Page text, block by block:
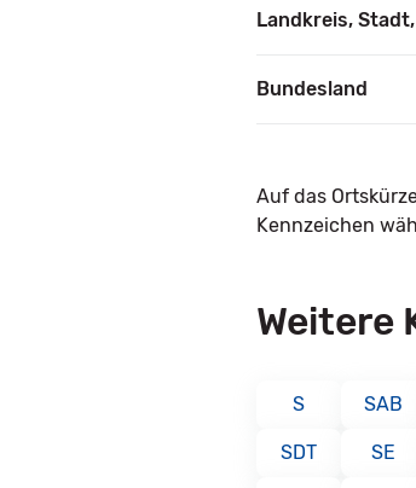
Landkreis,
Bundesland
Auf das
Kennzeichen
Weitere
S SAB
SDT SE